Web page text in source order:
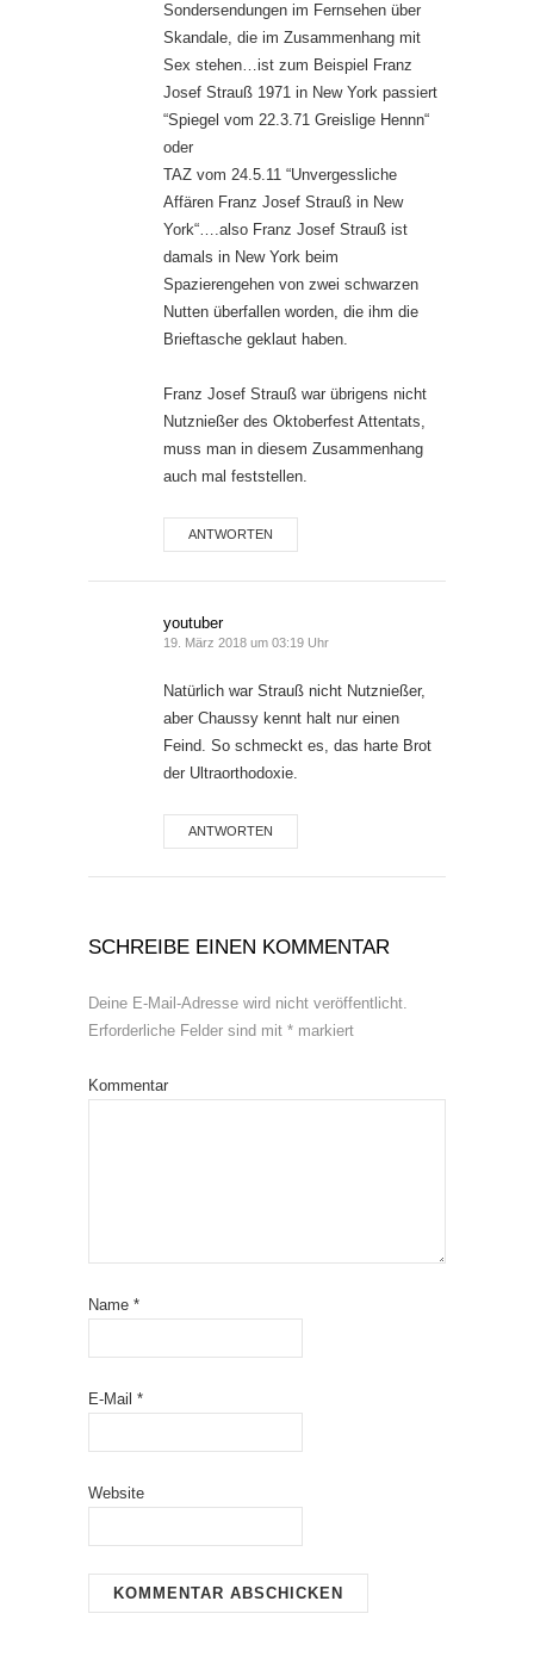
Sondersendungen im Fernsehen über
Skandale, die im Zusammenhang mit
Sex stehen…ist zum Beispiel Franz
Josef Strauß 1971 in New York passiert
“Spiegel vom 22.3.71 Greislige Hennn“
oder
TAZ vom 24.5.11 “Unvergessliche
Affären Franz Josef Strauß in New
York“….also Franz Josef Strauß ist
damals in New York beim
Spazierengehen von zwei schwarzen
Nutten überfallen worden, die ihm die
Brieftasche geklaut haben.
Franz Josef Strauß war übrigens nicht
Nutznießer des Oktoberfest Attentats,
muss man in diesem Zusammenhang
auch mal feststellen.
ANTWORTEN
youtuber
19. März 2018 um 03:19 Uhr
Natürlich war Strauß nicht Nutznießer,
aber Chaussy kennt halt nur einen
Feind. So schmeckt es, das harte Brot
der Ultraorthodoxie.
ANTWORTEN
SCHREIBE EINEN KOMMENTAR
Deine E-Mail-Adresse wird nicht veröffentlicht.
Erforderliche Felder sind mit * markiert
Kommentar
Name *
E-Mail *
Website